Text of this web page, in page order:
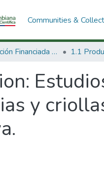
Communities &
1. Investigación Financiada con Recursos Públicos
y